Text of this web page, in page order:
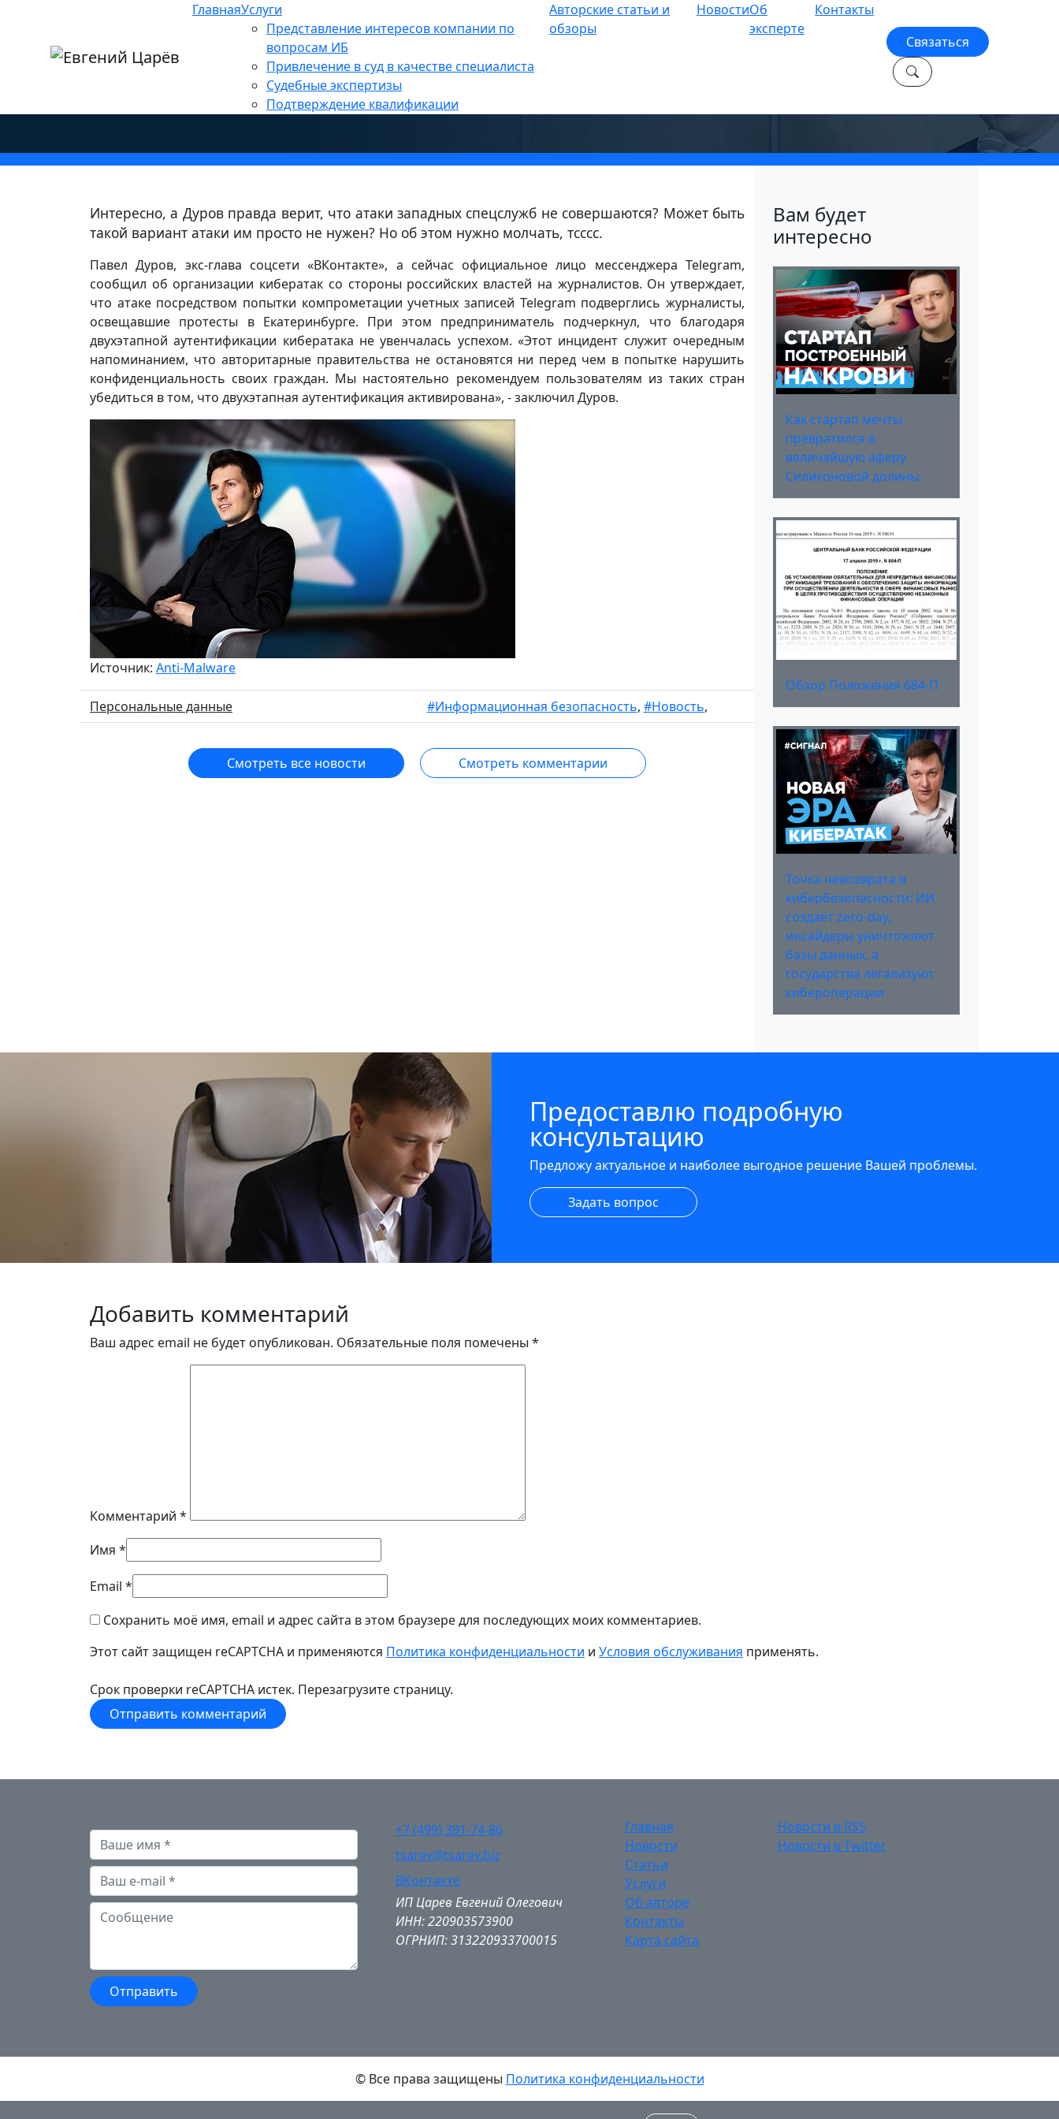
ГлавнаяУслуги
Представление интересов компании по
вопросам ИБ
Привлечение в суд в качестве специалиста
Судебные экспертизы
Подтверждение квалификации
Авторские статьи и
обзоры
НовостиОб
эксперте
Контакты
Связаться
Персональные данные»
Действительно ли российские власти пытались взломать
Telegram-аккаунты журналистов?
Интересно, а Дуров правда верит, что атаки западных спецслужб не совершаются? Может быть
такой вариант атаки им просто не нужен? Но об этом нужно молчать, тсссс.
Павел Дуров, экс-глава соцсети «ВКонтакте», а сейчас официальное лицо мессенджера Telegram,
сообщил об организации кибератак со стороны российских властей на журналистов. Он утверждает,
что атаке посредством попытки компрометации учетных записей Telegram подверглись журналисты,
освещавшие протесты в Екатеринбурге. При этом предприниматель подчеркнул, что благодаря
двухэтапной аутентификации кибератака не увенчалась успехом. «Этот инцидент служит очередным
напоминанием, что авторитарные правительства не остановятся ни перед чем в попытке нарушить
конфиденциальность своих граждан. Мы настоятельно рекомендуем пользователям из таких стран
убедиться в том, что двухэтапная аутентификация активирована», - заключил Дуров.
Источник: Anti-Malware
Персональные данные #Информационная безопасность, #Новость,
Смотреть все новости Смотреть комментарии
Вам будет
интересно
Как стартап мечты
превратился в
величайшую аферу
Силиконовой долины
Обзор Положения 684-П
Точка невозврата в
кибербезопасности: ИИ
создаёт zero-day,
инсайдеры уничтожают
базы данных, а
государства легализуют
кибероперации
Предоставлю подробную
консультацию
Предложу актуальное и наиболее выгодное решение Вашей проблемы.
Задать вопрос
Добавить комментарий
Ваш адрес email не будет опубликован. Обязательные поля помечены *
Комментарий *
Имя *
Email *
Сохранить моё имя, email и адрес сайта в этом браузере для последующих моих комментариев.
Этот сайт защищен reCAPTCHA и применяются Политика конфиденциальности и Условия обслуживания применять.
Срок проверки reCAPTCHA истек. Перезагрузите страницу.
+7 (499) 391-74-86
tsarev@tsarev.biz
ВКонтакте
ИП Царев Евгений Олегович
ИНН: 220903573900
ОГРНИП: 313220933700015
Главная
Новости
Статьи
Услуги
Об авторе
Контакты
Карта сайта
Новости в RSS
Новости в Twitter
© Все права защищены Политика конфиденциальности